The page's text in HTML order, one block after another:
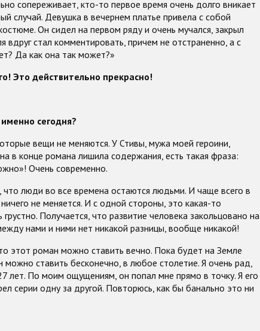
сопереживает, кто-то первое время очень долго вникает
случай. Девушка в вечернем платье привела с собой
Он сидел на первом ряду и очень мучался, закрыл
вдруг стал комментировать, причем не отстраненно, а с
Да как она так может?»
Это действительно прекрасно!
сегодня?
вещи не меняются. У Стивы, мужа моей героини,
в конце романа лишила содержания, есть такая фраза:
Очень современно.
люди во все времена остаются людьми. И чаще всего в
не меняется. И с одной стороны, это какая-то
Получается, что развитие человека закольцовано на
нами и ними нет никакой разницы, вообще никакой!
этот роман можно ставить вечно. Пока будет на Земле
ставить бесконечно, в любое столетие. Я очень рад,
лет. По моим ощущениям, он попал мне прямо в точку. Я его
серии одну за другой. Повторюсь, как бы банально это ни